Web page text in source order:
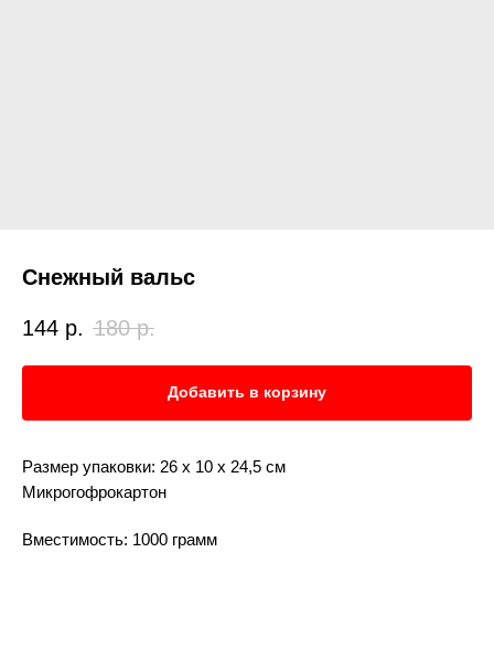
Снежный вальс
144 р. 180 р.
Добавить в корзину
Размер упаковки: 26 x 10 x 24,5 см
Микрогофрокартон
Вместимость: 1000 грамм